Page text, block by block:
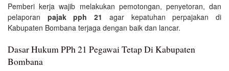
Pemberi kerja wajib melakukan pemotongan, penyetoran, dan
pelaporan pajak pph 21
agar kepatuhan perpajakan di
Kabupaten Bombana terjaga dengan baik dan lancar.
Dasar Hukum PPh 21 Pegawai Tetap Di Kabupaten
Bombana